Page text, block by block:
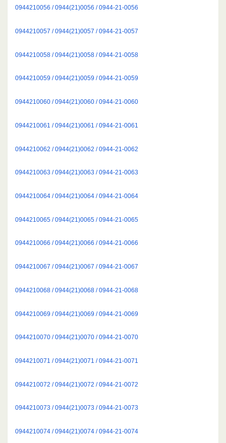
0944210056 / 0944(21)0056 / 0944-21-0056
0944210057 / 0944(21)0057 / 0944-21-0057
0944210058 / 0944(21)0058 / 0944-21-0058
0944210059 / 0944(21)0059 / 0944-21-0059
0944210060 / 0944(21)0060 / 0944-21-0060
0944210061 / 0944(21)0061 / 0944-21-0061
0944210062 / 0944(21)0062 / 0944-21-0062
0944210063 / 0944(21)0063 / 0944-21-0063
0944210064 / 0944(21)0064 / 0944-21-0064
0944210065 / 0944(21)0065 / 0944-21-0065
0944210066 / 0944(21)0066 / 0944-21-0066
0944210067 / 0944(21)0067 / 0944-21-0067
0944210068 / 0944(21)0068 / 0944-21-0068
0944210069 / 0944(21)0069 / 0944-21-0069
0944210070 / 0944(21)0070 / 0944-21-0070
0944210071 / 0944(21)0071 / 0944-21-0071
0944210072 / 0944(21)0072 / 0944-21-0072
0944210073 / 0944(21)0073 / 0944-21-0073
0944210074 / 0944(21)0074 / 0944-21-0074